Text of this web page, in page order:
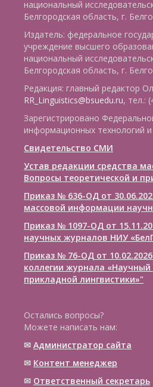
национальный
Белгородская область, г.
Издатель: федеральное
учреждение высшего
национальный
Белгородская область, г.
Редакция: главный редактор
RR_Linguistics@bsuedu.ru, тел.:
Зарегистрировано
информационных технологий
Свидетельство СМИ
Устав редакции средства
Вопросы теоретической и
Приказ № 636-ОД от
массовой информации
Приказ № 1097-ОД от
научных журналов НИУ
Приказ № 76-ОД от
коллегии журнала
прикладной лингвистики»"
Остались вопросы?
Можете написать нам:
✉ Администратор сайта
✉ Контент менеджер
✉ Ответственный cекретарь